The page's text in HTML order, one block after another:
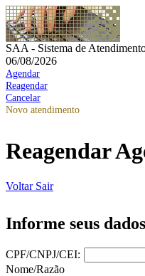
SAA - Sistema de
06/08/2026
Agendar
Reagendar
Cancelar
Novo atendimento
Reagendar
Voltar Sair
Informe seus dados
CPF/CNPJ/CEI:
Nome/Razão